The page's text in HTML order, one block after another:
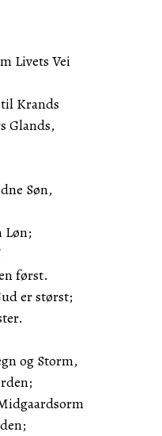
Livets Vei
Krands
Glands,
Søn,
Løn;
først.
er størst;
og Storm,